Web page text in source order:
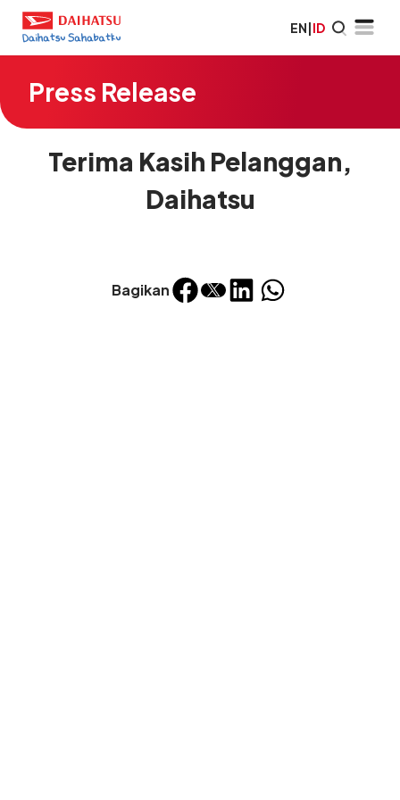
EN|ID
Press Release
Bagikan
Terima Kasih Pelanggan,
Daihatsu